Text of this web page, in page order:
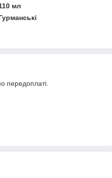
мл
передоплаті.